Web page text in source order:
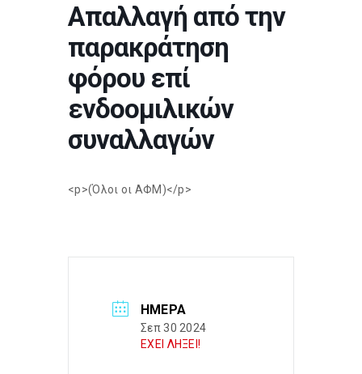
Απαλλαγή από την
παρακράτηση
φόρου επί
ενδοομιλικών
συναλλαγών
<p>(Όλοι οι ΑΦΜ)</p>
ΗΜΈΡΑ
Σεπ 30 2024
ΕΧΕΙ ΛΗΞΕΙ!